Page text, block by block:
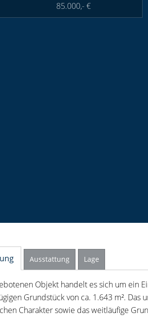
85.000,- €
Ausstattung Lage
Objekt handelt es sich um ein
Grundstück von ca. 1.643 m².
Charakter sowie das weitläufige